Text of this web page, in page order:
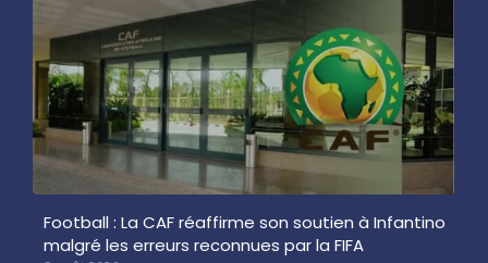
Football : La CAF réaffirme son soutien à Infantino
malgré les erreurs reconnues par la FIFA